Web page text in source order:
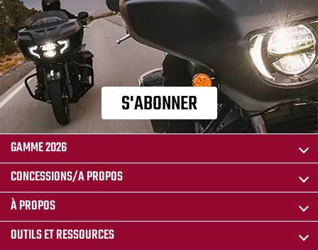
S'ABONNER
GAMME 2026
CONCESSIONS/A PROPOS
À PROPOS
OUTILS ET RESSOURCES